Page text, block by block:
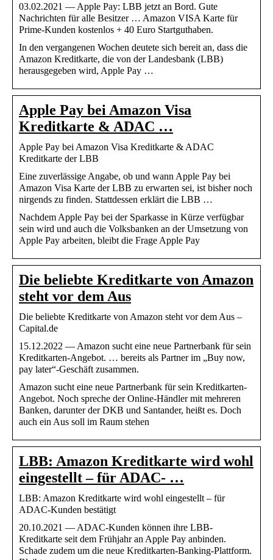
03.02.2021 — Apple Pay: LBB jetzt an Bord. Gute
Nachrichten für alle Besitzer … Amazon VISA Karte für
Prime-Kunden kostenlos + 40 Euro Startguthaben.
In den vergangenen Wochen deutete sich bereit an, dass die
Amazon Kreditkarte, die von der Landesbank (LBB)
herausgegeben wird, Apple Pay …
Apple Pay bei Amazon Visa
Kreditkarte & ADAC …
Apple Pay bei Amazon Visa Kreditkarte & ADAC
Kreditkarte der LBB
Eine zuverlässige Angabe, ob und wann Apple Pay bei
Amazon Visa Karte der LBB zu erwarten sei, ist bisher noch
nirgends zu finden. Stattdessen erklärt die LBB …
Nachdem Apple Pay bei der Sparkasse in Kürze verfügbar
sein wird und auch die Volksbanken an der Umsetzung von
Apple Pay arbeiten, bleibt die Frage Apple Pay
Die beliebte Kreditkarte von Amazon
steht vor dem Aus
Die beliebte Kreditkarte von Amazon steht vor dem Aus –
Capital.de
15.12.2022 — Amazon sucht eine neue Partnerbank für sein
Kreditkarten-Angebot. … bereits als Partner im „Buy now,
pay later“-Geschäft zusammen.
Amazon sucht eine neue Partnerbank für sein Kreditkarten-
Angebot. Noch spreche der Online-Händler mit mehreren
Banken, darunter der DKB und Santander, heißt es. Doch
auch ein Aus soll im Raum stehen
LBB: Amazon Kreditkarte wird wohl
eingestellt – für ADAC- …
LBB: Amazon Kreditkarte wird wohl eingestellt – für
ADAC-Kunden bestätigt
20.10.2021 — ADAC-Kunden können ihre LBB-
Kreditkarte seit dem Frühjahr an Apple Pay anbinden.
Schade zudem um die neue Kreditkarten-Banking-Plattform.